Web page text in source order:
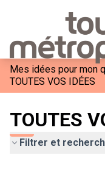
Mes idées pour mon
TOUTES VOS IDÉES
TOUTES
Filtrer et